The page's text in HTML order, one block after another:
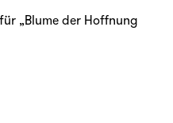
„Blume der Hoffnung